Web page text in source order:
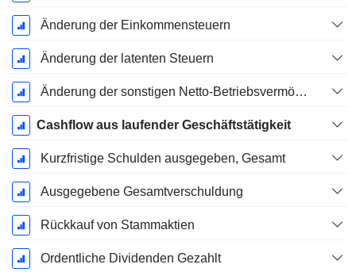
Änderung der Einkommensteuern
Änderung der latenten Steuern
Änderung der sonstigen Netto-Betriebsvermögen
Cashflow aus laufender Geschäftstätigkeit
Kurzfristige Schulden ausgegeben, Gesamt
Ausgegebene Gesamtverschuldung
Rückkauf von Stammaktien
Ordentliche Dividenden Gezahlt